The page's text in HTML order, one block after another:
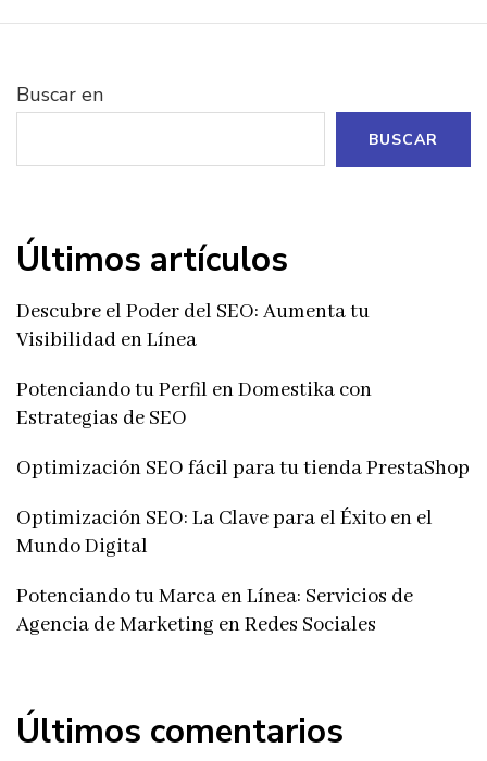
Buscar en
BUSCAR
Últimos artículos
Descubre el Poder del SEO: Aumenta tu
Visibilidad en Línea
Potenciando tu Perfil en Domestika con
Estrategias de SEO
Optimización SEO fácil para tu tienda PrestaShop
Optimización SEO: La Clave para el Éxito en el
Mundo Digital
Potenciando tu Marca en Línea: Servicios de
Agencia de Marketing en Redes Sociales
Últimos comentarios